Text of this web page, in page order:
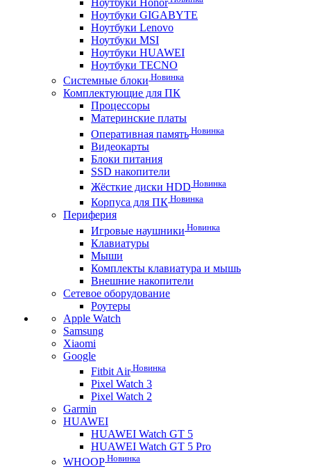
Ноутбуки Honor
Ноутбуки GIGABYTE
Ноутбуки Lenovo
Ноутбуки MSI
Ноутбуки HUAWEI
Ноутбуки TECNO
Системные блоки Новинка
Комплектующие для ПК
Процессоры
Материнские платы
Оперативная память Новинка
Видеокарты
Блоки питания
SSD накопители
Жёсткие диски HDD Новинка
Корпуса для ПК Новинка
Периферия
Игровые наушники Новинка
Клавиатуры
Мыши
Комплекты клавиатура и мышь
Внешние накопители
Сетевое оборудование
Роутеры
Apple Watch
Samsung
Xiaomi
Google
Fitbit AirНовинка
Pixel Watch 3
Pixel Watch 2
Garmin
HUAWEI
HUAWEI Watch GT 5
HUAWEI Watch GT 5 Pro
WHOOP Новинка